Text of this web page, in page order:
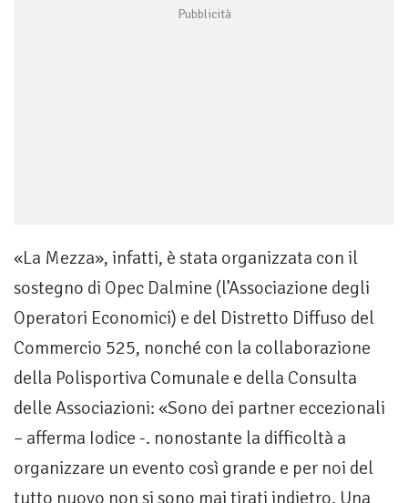
«La Mezza», infatti, è stata organizzata con il
sostegno di Opec Dalmine (l’Associazione degli
Operatori Economici) e del Distretto Diffuso del
Commercio 525, nonché con la collaborazione
della Polisportiva Comunale e della Consulta
delle Associazioni: «Sono dei partner eccezionali
– afferma Iodice -. nonostante la difficoltà a
organizzare un evento così grande e per noi del
tutto nuovo non si sono mai tirati indietro. Una